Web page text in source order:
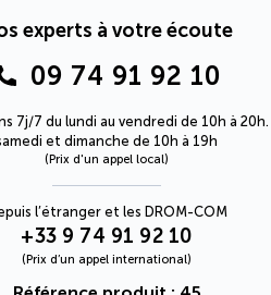
experts à votre écoute
09 74 91 92 10
7j/7 du lundi au vendredi de 10h à 20h.
et dimanche de 10h à 19h
(Prix d'un appel local)
l’étranger et les DROM-COM
+33 9 74 91 92 10
(Prix d’un appel international)